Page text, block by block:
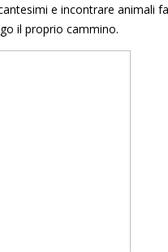
e incontrare animali
il proprio cammino.